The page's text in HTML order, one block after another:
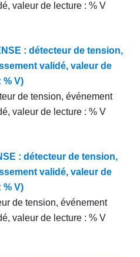
valeur de lecture : % V
: détecteur de tension,
validé, valeur de
% V)
de tension, événement
valeur de lecture : % V
: détecteur de tension,
validé, valeur de
% V)
de tension, événement
valeur de lecture : % V